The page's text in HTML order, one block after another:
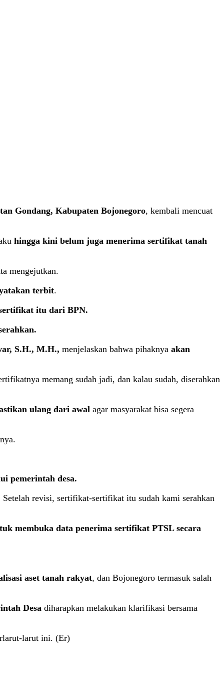
Gondang, Kabupaten Bojonegoro, kembali mencuat
hingga kini belum juga menerima sertifikat tanah
mengejutkan.
terbit.
itu dari BPN.
S.H., M.H., menjelaskan bahwa pihaknya akan
memang sudah jadi, dan kalau sudah, diserahkan
ulang dari awal agar masyarakat bisa segera
pemerintah desa.
revisi, sertifikat-sertifikat itu sudah kami serahkan
membuka data penerima sertifikat PTSL secara
aset tanah rakyat, dan Bojonegoro termasuk salah
Desa diharapkan melakukan klarifikasi bersama
larut ini. (Er)